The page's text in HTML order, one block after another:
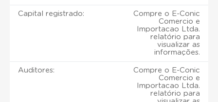
Capital registrado:
Compre o E-Conic
Comercio e
Importacao Ltda.
relatório para
visualizar as
informações.
Auditores:
Compre o E-Conic
Comercio e
Importacao Ltda.
relatório para